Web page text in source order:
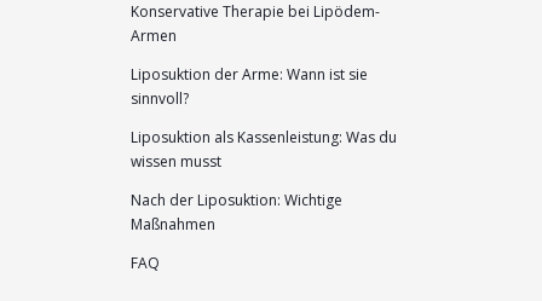
Konservative Therapie bei Lipödem-
Armen
Liposuktion der Arme: Wann ist sie
sinnvoll?
Liposuktion als Kassenleistung: Was du
wissen musst
Nach der Liposuktion: Wichtige
Maßnahmen
FAQ